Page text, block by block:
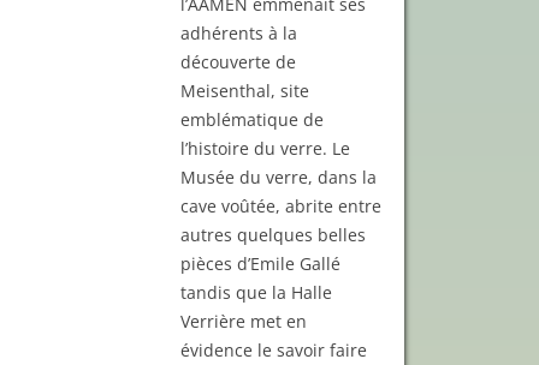
adhérents à la
découverte de
Meisenthal, site
emblématique de
l’histoire du verre. Le
Musée du verre, dans la
cave voûtée, abrite entre
autres quelques belles
pièces d’Emile Gallé
tandis que la Halle
Verrière met en
évidence le savoir faire